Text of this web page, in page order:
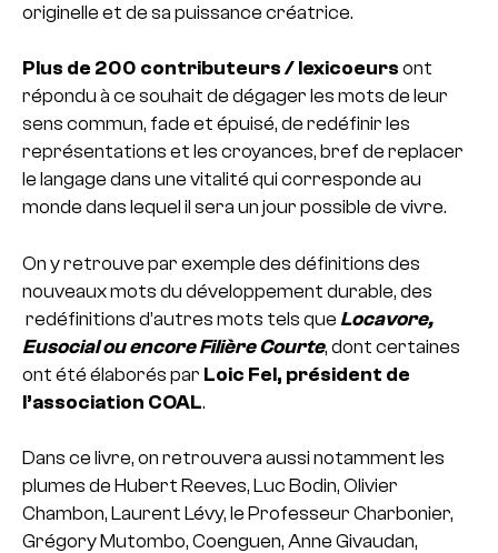
originelle et de sa puissance créatrice.
Plus de 200 contributeurs / lexicoeurs ont
répondu à ce souhait de dégager les mots de leur
sens commun, fade et épuisé, de redéfinir les
représentations et les croyances, bref de replacer
le langage dans une vitalité qui corresponde au
monde dans lequel il sera un jour possible de vivre.
On y retrouve par exemple des définitions des
nouveaux mots du développement durable, des
redéfinitions d’autres mots tels que Locavore,
Eusocial ou encore Filière Courte, dont certaines
ont été élaborés par Loic Fel, président de
l’association COAL.
Dans ce livre, on retrouvera aussi notamment les
plumes de Hubert Reeves, Luc Bodin, Olivier
Chambon, Laurent Lévy, le Professeur Charbonier,
Grégory Mutombo, Coenguen, Anne Givaudan,